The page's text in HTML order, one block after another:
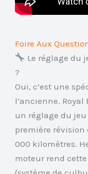
Foire Aux
Le réglage du
?
Oui, c’est une
l’ancienne.
un réglage du jeu
première révision
000 kilomètres.
moteur rend